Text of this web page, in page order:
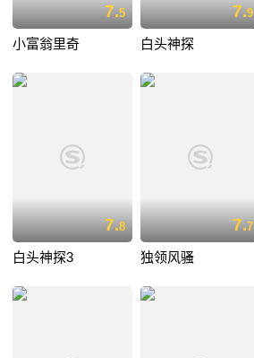
7.5
小富翁里奇
7.9
白头神探
7.8
白头神探3
7.7
独领风骚